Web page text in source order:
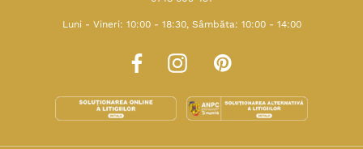
Luni - Vineri: 10:00 - 18:30, Sâmbăta: 10:00 - 14:00